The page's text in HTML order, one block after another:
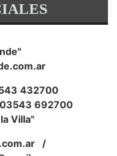
432700
03543 692700
Villa"
/